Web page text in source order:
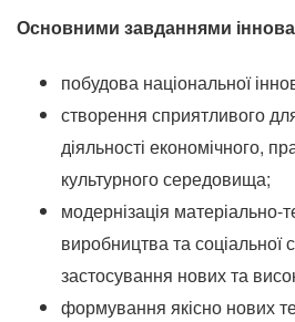
Основними завданнями
побудова національної
створення сприятливого
діяльності економічного,
культурного середовища;
модернізація матеріально-
виробництва та соціальної
застосування нових та
формування якісно нових